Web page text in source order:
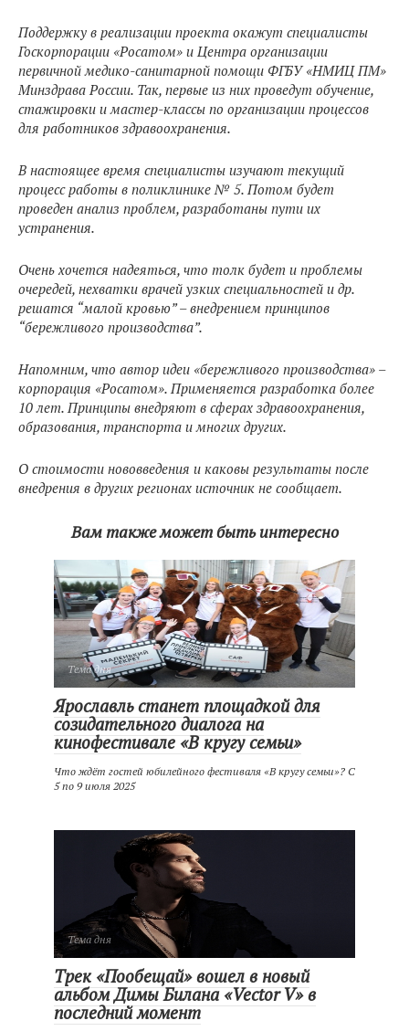
Поддержку в реализации проекта окажут специалисты
Госкорпорации «Росатом» и Центра организации
первичной медико-санитарной помощи ФГБУ «НМИЦ ПМ»
Минздрава России. Так, первые из них проведут обучение,
стажировки и мастер-классы по организации процессов
для работников здравоохранения.
В настоящее время специалисты изучают текущий
процесс работы в поликлинике № 5. Потом будет
проведен анализ проблем, разработаны пути их
устранения.
Очень хочется надеяться, что толк будет и проблемы
очередей, нехватки врачей узких специальностей и др.
решатся “малой кровью” – внедрением принципов
“бережливого производства”.
Напомним, что автор идеи «бережливого производства» –
корпорация «Росатом». Применяется разработка более
10 лет. Принципы внедряют в сферах здравоохранения,
образования, транспорта и многих других.
О стоимости нововведения и каковы результаты после
внедрения в других регионах источник не сообщает.
Вам также может быть интересно
Тема дня
Ярославль станет площадкой для
созидательного диалога на
кинофестивале «В кругу семьи»
Что ждёт гостей юбилейного фестиваля «В кругу семьи»? С
5 по 9 июля 2025
Тема дня
Трек «Пообещай» вошел в новый
альбом Димы Билана «Vector V» в
последний момент